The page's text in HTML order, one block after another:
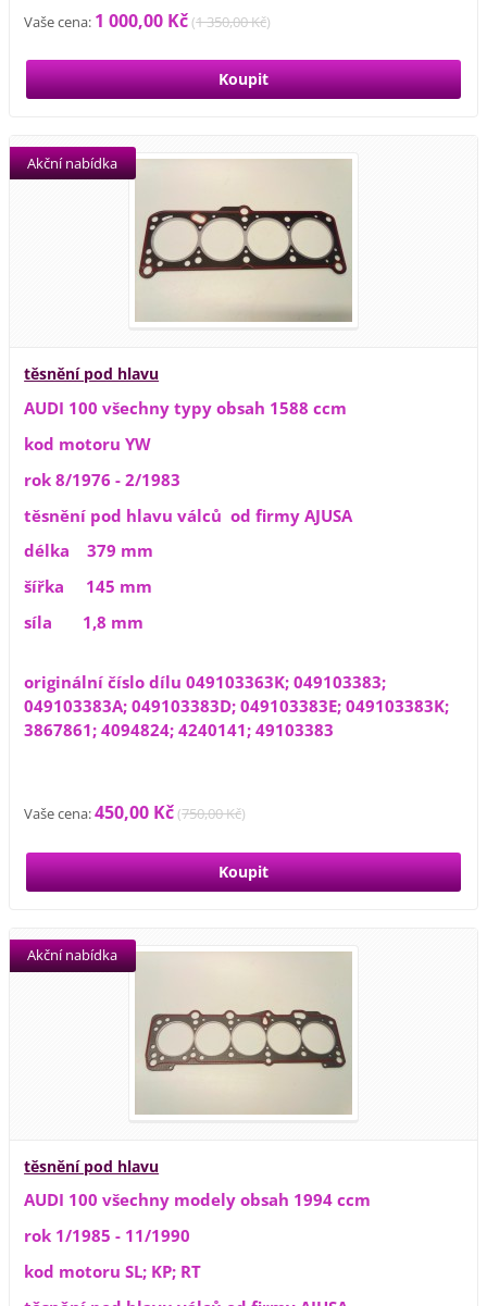
Vaše cena: 1 000,00 Kč(1 350,00 Kč)
těsnění pod hlavu
Akční nabídka
AUDI 100 všechny typy obsah 1588 ccm
kod motoru YW
rok 8/1976 - 2/1983
těsnění pod hlavu válců od firmy AJUSA
délka 379 mm
šířka 145 mm
síla 1,8 mm
originální číslo dílu 049103363K; 049103383;
049103383A; 049103383D; 049103383E; 049103383K;
3867861; 4094824; 4240141; 49103383
Vaše cena:450,00 Kč(750,00 Kč)
těsnění pod hlavu
Akční nabídka
AUDI 100 všechny modely obsah 1994 ccm
rok 1/1985 - 11/1990
kod motoru SL; KP; RT